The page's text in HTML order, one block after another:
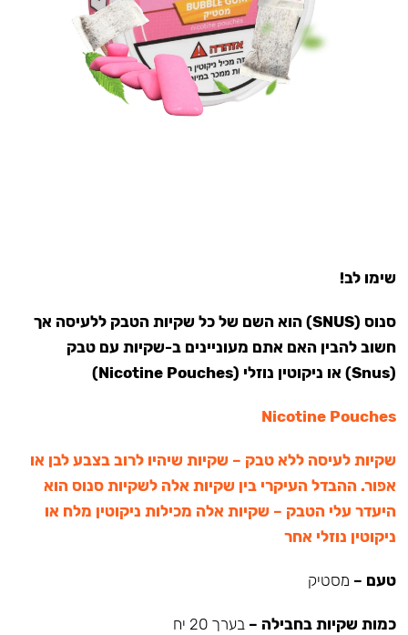
שימו לב!
סנוס (SNUS) הוא השם של כל שקיות הטבק ללעיסה אך
חשוב להבין האם אתם מעוניינים ב-שקיות עם טבק
(Snus) או ניקוטין נוזלי (Nicotine Pouches)
Nicotine Pouches
שקיות לעיסה ללא טבק – שקיות שיהיו לרוב בצבע לבן או
אפור. ההבדל העיקרי בין שקיות אלה לשקיות סנוס הוא
היעדר עלי הטבק – שקיות אלה מכילות ניקוטין מלח או
ניקוטין נוזלי אחר
טעם – מסטיק
כמות שקיות בחבילה – בערך 20 יח